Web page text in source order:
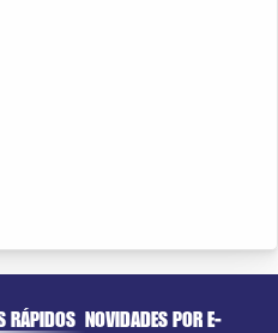
RÁPIDOS NOVIDADES POR E-